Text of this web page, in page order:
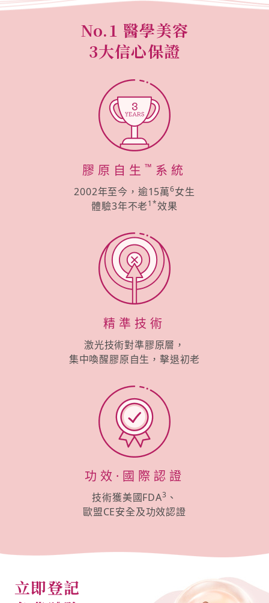
No.1 醫學美容
3大信心保證
膠原自生 ™ 系統
2002年至今，逾15萬6女生
體驗3年不老1*效果
精準技術
激光技術對準膠原層，
集中喚醒膠原自生，擊退初老
功效·國際認證
技術獲美國FDA3 、
歐盟CE安全及功效認證
立即登記